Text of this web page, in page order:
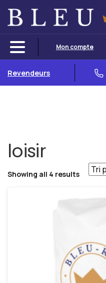
Mon compte
Revendeurs
loisir
Showing all 4 results